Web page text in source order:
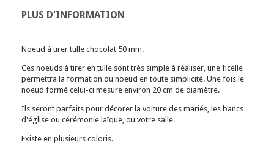
PLUS D'INFORMATION
Noeud à tirer tulle chocolat 50 mm.
Ces noeuds à tirer en tulle sont très simple à réaliser, une ficelle
permettra la formation du noeud en toute simplicité. Une fois le
noeud formé celui-ci mesure environ 20 cm de diamètre.
Ils seront parfaits pour décorer la voiture des mariés, les bancs
d'église ou cérémonie laïque, ou votre salle.
Existe en plusieurs coloris.